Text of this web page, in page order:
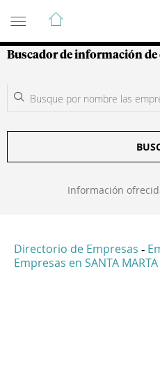
Guía de Empresas
Buscador de información de
Información
Directorio de Empresas -
Empresas en SANTA MARTA